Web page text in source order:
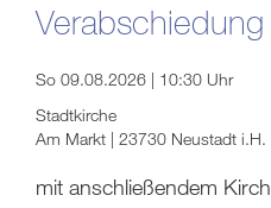
So 09.08.2026 | 10:30 Uhr
Stadtkirche
Am Markt | 23730 Neustadt i.H.
mit anschließendem